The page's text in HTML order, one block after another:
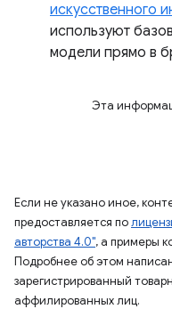
искусственного
используют
модели прямо в
Эта
Если не указано иное,
предоставляется по
авторства 4.0", а примеры
Подробнее об этом
зарегистрированный
аффилированных лиц.